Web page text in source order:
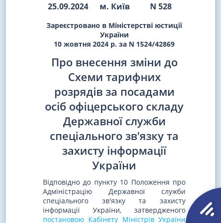
25.09.2024 м. Київ N 528
Зареєстровано в Міністерстві юстиції
України
10 жовтня 2024 р. за N 1524/42869
Про внесення зміни до
Схеми тарифних
розрядів за посадами
осіб офіцерського складу
Державної служби
спеціального зв'язку та
захисту інформації
України
Відповідно до пункту 10 Положення про
Адміністрацію Державної служби
спеціального зв'язку та захисту
інформації України, затвердженого
постановою Кабінету Міністрів України